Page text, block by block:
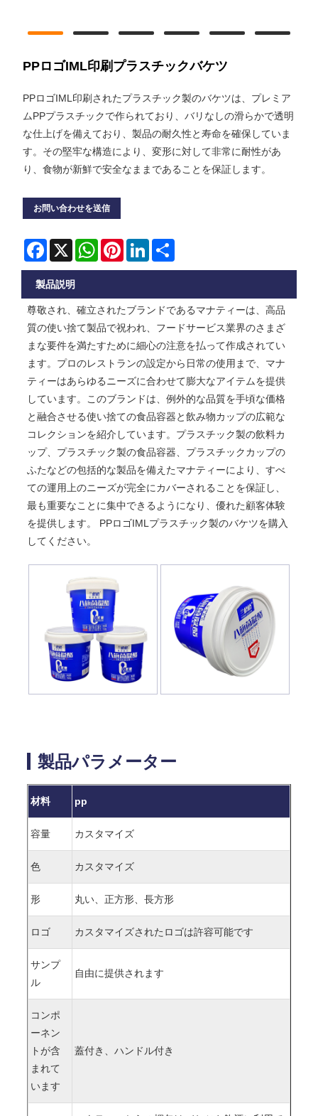
PPロゴIML印刷プラスチックバケツ
PPロゴIML印刷されたプラスチック製のバケツは、プレミア
ムPPプラスチックで作られており、バリなしの滑らかで透明
な仕上げを備えており、製品の耐久性と寿命を確保していま
す。その堅牢な構造により、変形に対して非常に耐性があ
り、食物が新鮮で安全なままであることを保証します。
お問い合わせを送信
Facebook
X WhatsAppPinterestLinkedIn
製品説明
尊敬され、確立されたブランドであるマナティーは、高品
質の使い捨て製品で祝われ、フードサービス業界のさまざ
まな要件を満たすために細心の注意を払って作成されてい
ます。プロのレストランの設定から日常の使用まで、マナ
ティーはあらゆるニーズに合わせて膨大なアイテムを提供
しています。このブランドは、例外的な品質を手頃な価格
と融合させる使い捨ての食品容器と飲み物カップの広範な
コレクションを紹介しています。プラスチック製の飲料カ
ップ、プラスチック製の食品容器、プラスチックカップの
ふたなどの包括的な製品を備えたマナティーにより、すべ
ての運用上のニーズが完全にカバーされることを保証し、
最も重要なことに集中できるようになり、優れた顧客体験
を提供します。 PPロゴIMLプラスチック製のバケツを購入
してください。
製品パラメーター
材料 pp
容量 カスタマイズ
色 カスタマイズ
形 丸い、正方形、長方形
ロゴ カスタマイズされたロゴは許容可能です
サンプ
ル
自由に提供されます
コンポ
ーネン
トが含
まれて
います
蓋付き、ハンドル付き